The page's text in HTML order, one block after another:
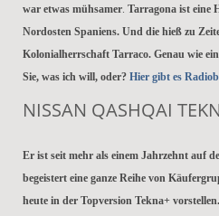
war etwas mühsamer. Tarragona ist eine
Nordosten Spaniens. Und die hieß zu
Kolonialherrschaft Tarraco. Genau wie
Sie, was ich will, oder? Hier gibt es
NISSAN QASHQAI
Er ist seit mehr als einem Jahrzehnt auf
begeistert eine ganze Reihe von
heute in der Topversion Tekna+